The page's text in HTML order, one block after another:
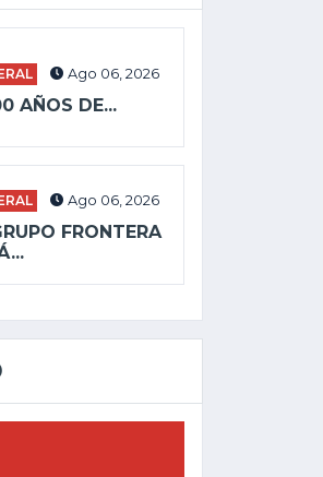
Ago 06, 2026
AÑOS DE...
Ago 06, 2026
FRONTERA